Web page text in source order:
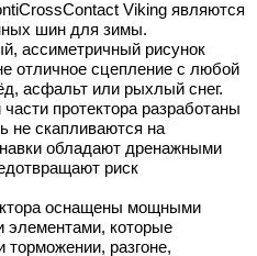
Viking являются
шин для зимы.
ассиметричный рисунок
отличное сцепление с любой
асфальт или рыхлый снег.
протектора разработаны
не скапливаются на
обладают дренажными
риск
оснащены мощными
элементами, которые
разгоне,